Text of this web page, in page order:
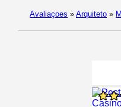
Avaliaçoes » Arquiteto »